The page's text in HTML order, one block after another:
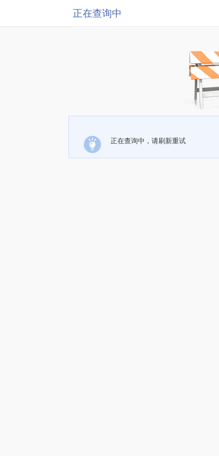
正在查询中
正在查询中，请刷新重试